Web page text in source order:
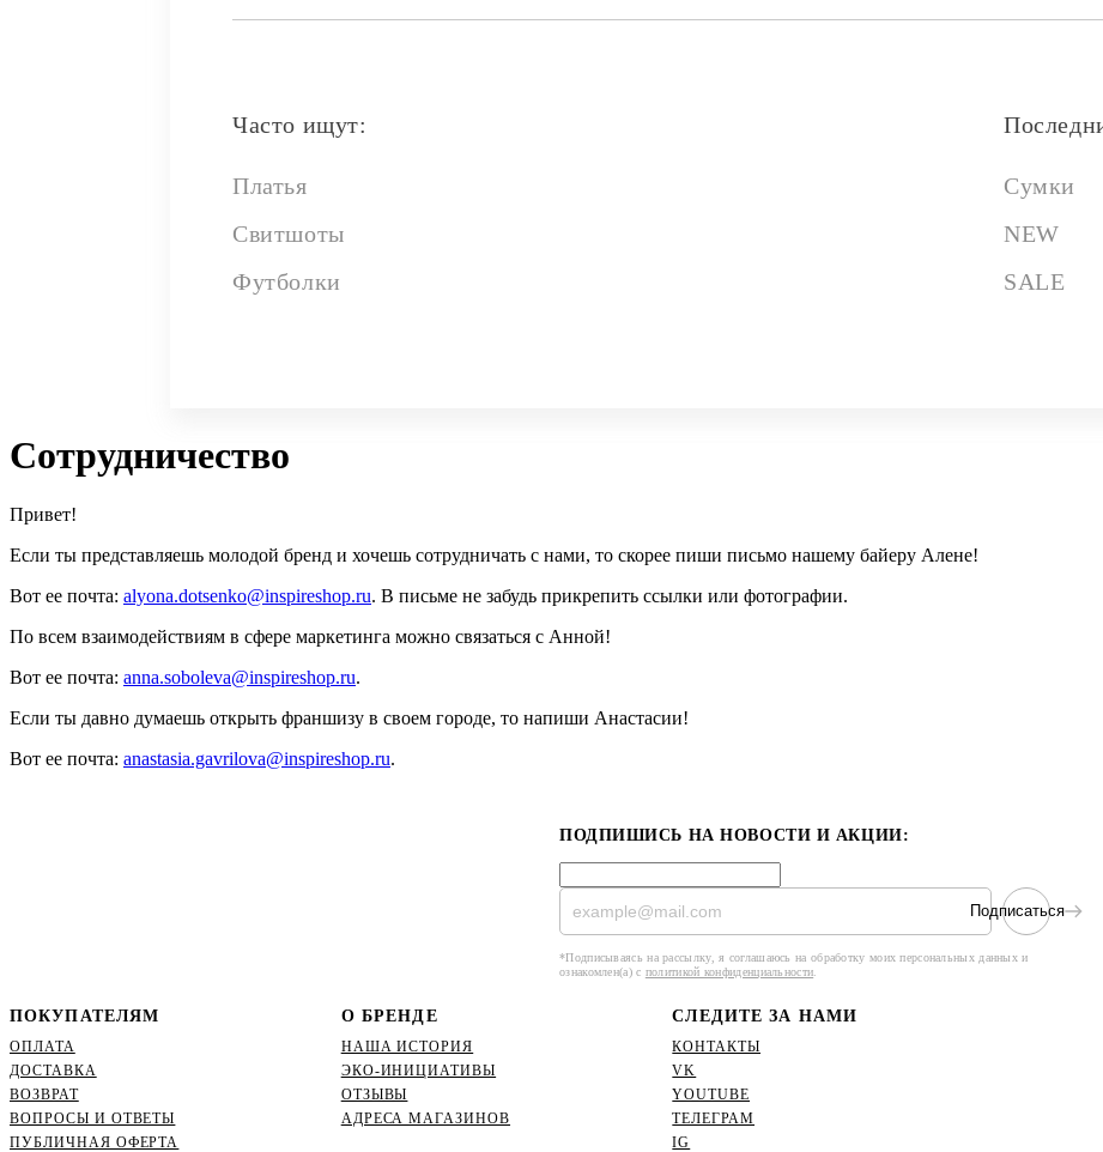
Часто ищут:
Платья
Свитшоты
Футболки
Сумки
NEW
SALE
Сотрудничество
Привет!
Если ты представляешь молодой бренд и хочешь сотрудничать с нами, то скорее пиши письмо нашему байеру Алене!
Вот ее почта: alyona.dotsenko@inspireshop.ru. В письме не забудь прикрепить ссылки или фотографии.
По всем взаимодействиям в сфере маркетинга можно связаться с Анной!
Вот ее почта: anna.soboleva@inspireshop.ru.
Если ты давно думаешь открыть франшизу в своем городе, то напиши Анастасии!
Вот ее почта: anastasia.gavrilova@inspireshop.ru.
ПОДПИШИСЬ НА НОВОСТИ И АКЦИИ:
Подписаться
*Подписываясь на рассылку, я соглашаюсь на обработку моих персональных данных и
ознакомлен(а) с политикой конфиденциальности
ПОКУПАТЕЛЯМ
ОПЛАТА
ДОСТАВКА
ВОЗВРАТ
ВОПРОСЫ И ОТВЕТЫ
ПУБЛИЧНАЯ ОФЕРТА
О БРЕНДЕ
НАША ИСТОРИЯ
ЭКО-ИНИЦИАТИВЫ
ОТЗЫВЫ
АДРЕСА МАГАЗИНОВ
СЛЕДИТЕ ЗА НАМИ
КОНТАКТЫ
VK
YOUTUBE
ТЕЛЕГРАМ
IG